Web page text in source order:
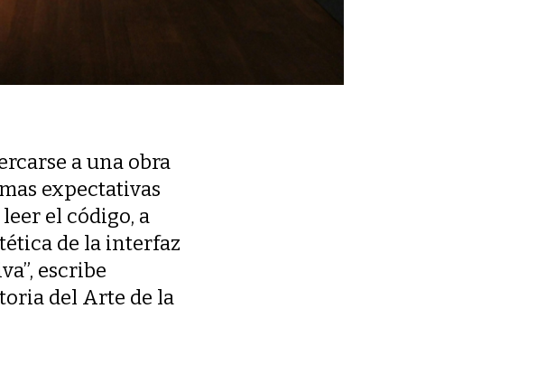
a una obra
expectativas
el código, a
de la interfaz
escribe
del Arte de la